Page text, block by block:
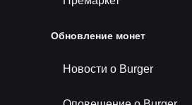
Обновление монет
Новости о Burger